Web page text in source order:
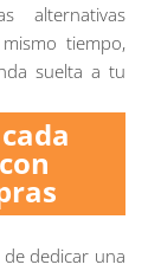
alternativas
tiempo,
suelta a tu
dedicar una